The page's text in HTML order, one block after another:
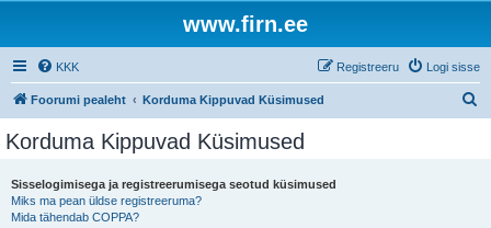
www.firn.ee
KKK Logi sisse
Registreeru
Foorumi pealeht Korduma Kippuvad Küsimused
Korduma Kippuvad Küsimused
Sisselogimisega ja registreerumisega seotud küsimused
Miks ma pean üldse registreeruma?
Mida tähendab COPPA?